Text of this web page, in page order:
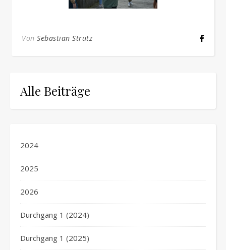
Von Sebastian Strutz
Alle Beiträge
2024
2025
2026
Durchgang 1 (2024)
Durchgang 1 (2025)